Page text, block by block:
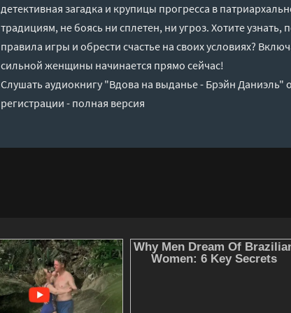
детективная загадка и крупицы прогресса в
традициям, не боясь ни сплетен, ни угроз. Хотите узнать,
правила игры и обрести счастье на своих условиях?
сильной женщины начинается прямо сейчас!
Слушать аудиокнигу "Вдова на выданье - Брэйн Даниэль"
регистрации - полная версия